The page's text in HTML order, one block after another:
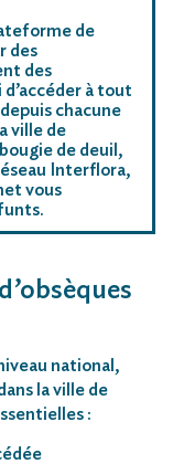
de
des
des
à tout
chacune
ville de
de deuil,
Interflora,
vous
national,
la ville de
: